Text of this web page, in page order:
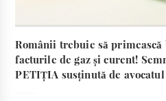
Românii trebuie să
facturile de gaz și curent!
PETIȚIA susținută de